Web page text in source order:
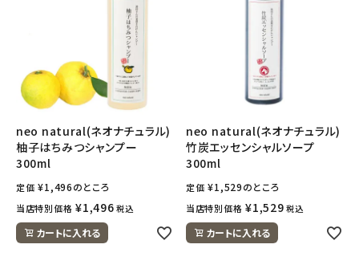
neo natural(ネオナチュラル)
柚子はちみつシャンプー
300ml
定価 ¥1,496のところ
当店特別価格 ¥1,496 税込
カートに入れる
neo natural(ネオナチュラル)
竹炭エッセンシャルソープ
300ml
定価 ¥1,529のところ
当店特別価格 ¥1,529 税込
カートに入れる